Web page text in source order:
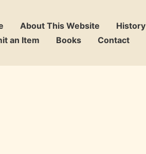
About This Website History
an Item
Books Contact